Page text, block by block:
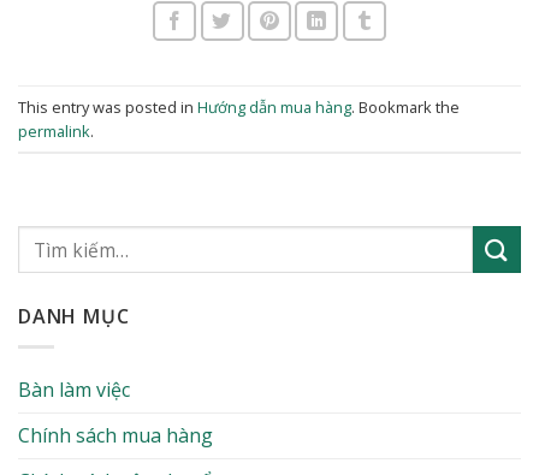
This entry was posted in Hướng dẫn mua hàng. Bookmark the
permalink.
DANH MỤC
Bàn làm việc
Chính sách mua hàng